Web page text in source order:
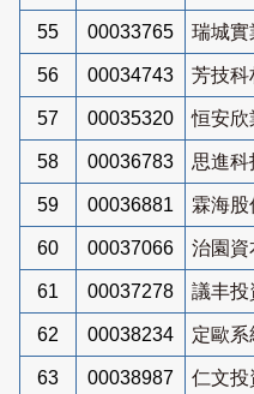
55 00033765 瑞城實
56 00034743 芳技科
57 00035320 恒安欣
58 00036783 思進科
59 00036881 霖海股
60 00037066 治園資
61 00037278 議丰投
62 00038234 定歐系
63 00038987 仁文投